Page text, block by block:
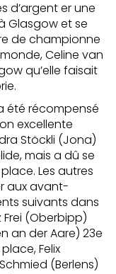
d’argent er une
Glasgow et se
de championne
Celine van
qu’elle faisait
été récompensé
excellente
Stöckli (Jona)
mais a dû se
Les autres
aux avant-
suivants dans
Frei (Oberbipp)
an der Aare) 23e
Felix
(Berlens)